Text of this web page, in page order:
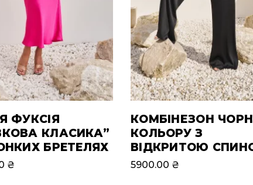
ФУКСІЯ
КЛАСИКА”
БРЕТЕЛЯХ
₴
КОМБІНЕЗОН
КОЛЬОРУ З
ВІДКРИТОЮ
5900.00 ₴